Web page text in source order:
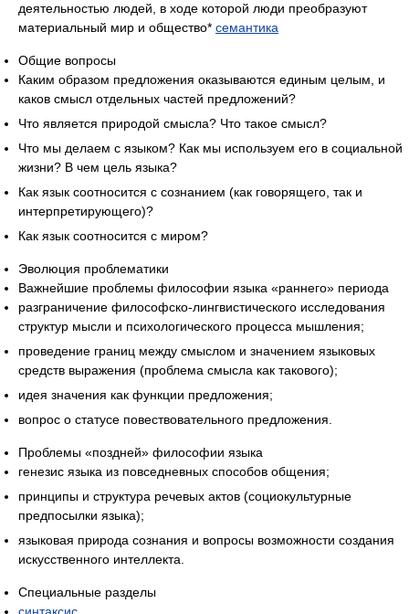
деятельностью людей, в ходе которой люди преобразуют
материальный мир и общество* семантика
Общие вопросы
Каким образом предложения оказываются единым целым, и
каков смысл отдельных частей предложений?
Что является природой смысла? Что такое смысл?
Что мы делаем с языком? Как мы используем его в социальной
жизни? В чем цель языка?
Как язык соотносится с сознанием (как говорящего, так и
интерпретирующего)?
Как язык соотносится с миром?
Эволюция проблематики
Важнейшие проблемы философии языка «раннего» периода
разграничение философско-лингвистического исследования
структур мысли и психологического процесса мышления;
проведение границ между смыслом и значением языковых
средств выражения (проблема смысла как такового);
идея значения как функции предложения;
вопрос о статусе повествовательного предложения.
Проблемы «поздней» философии языка
генезис языка из повседневных способов общения;
принципы и структура речевых актов (социокультурные
предпосылки языка);
языковая природа сознания и вопросы возможности создания
искусственного интеллекта.
Специальные разделы